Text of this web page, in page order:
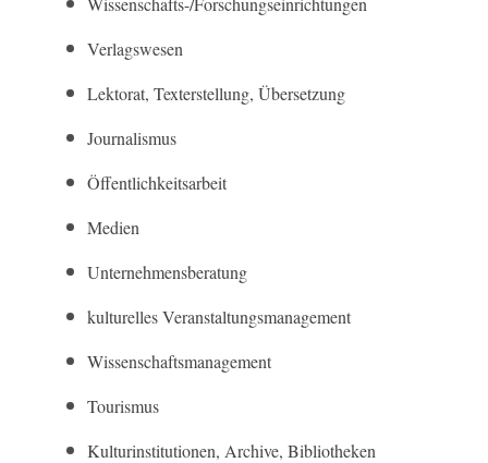
Verlagswesen
Lektorat, Texterstellung, Übersetzung
Journalismus
Öffentlichkeitsarbeit
Medien
Unternehmensberatung
kulturelles Veranstaltungsmanagement
Wissenschaftsmanagement
Tourismus
Kulturinstitutionen, Archive, Bibliotheken